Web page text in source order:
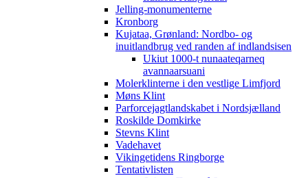
Jelling-monumenterne
Kronborg
Kujataa, Grønland: Nordbo- og
inuitlandbrug ved randen af indlandsisen
Ukiut 1000-t nunaateqarneq
avannaarsuani
Molerklinterne i den vestlige Limfjord
Møns Klint
Parforcejagtlandskabet i Nordsjælland
Roskilde Domkirke
Stevns Klint
Vadehavet
Vikingetidens Ringborge
Tentativlisten